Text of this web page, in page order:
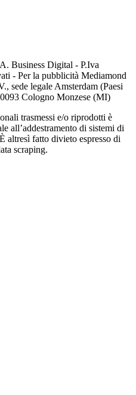
Business Digital - P.Iva
- Per la pubblicità Mediamond
sede legale Amsterdam (Paesi
Cologno Monzese (MI)
trasmessi e/o riprodotti è
all’addestramento di sistemi di
altresì fatto divieto espresso di
scraping.